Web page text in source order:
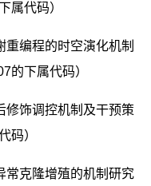
属代码）
编程的时空演化机制
的下属代码）
修饰调控机制及干预策
码）
常克隆增殖的机制研究